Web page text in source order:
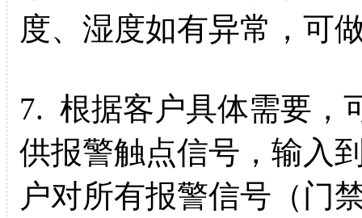
度、湿度如有异常，可
7. 根据客户具体需要，
供报警触点信号，输入
户对所有报警信号（门